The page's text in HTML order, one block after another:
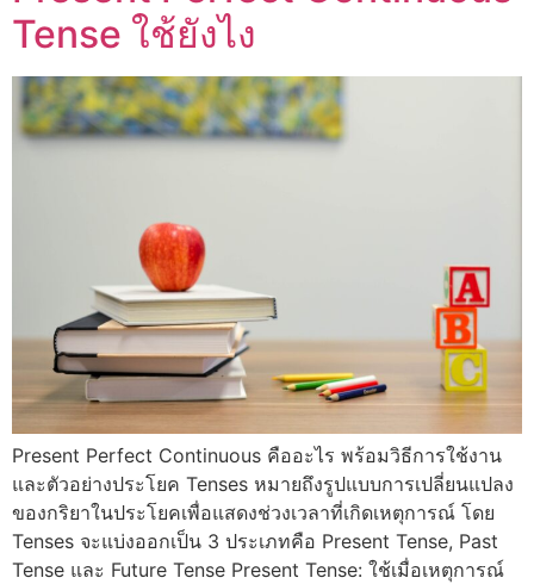
Tense ใช้ยังไง
Present Perfect Continuous คืออะไร พร้อมวิธีการใช้งาน
และตัวอย่างประโยค Tenses หมายถึงรูปแบบการเปลี่ยนแปลง
ของกริยาในประโยคเพื่อแสดงช่วงเวลาที่เกิดเหตุการณ์ โดย
Tenses จะแบ่งออกเป็น 3 ประเภทคือ Present Tense, Past
Tense และ Future Tense Present Tense: ใช้เมื่อเหตุการณ์